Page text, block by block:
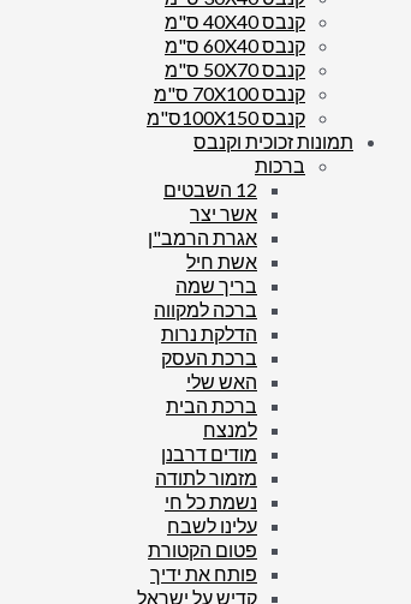
קנבס 40X40 ס"מ
קנבס 60X40 ס"מ
קנבס 50X70 ס"מ
קנבס 70X100 ס"מ
קנבס 100X150ס"מ
תמונות זכוכית וקנבס
ברכות
12 השבטים
אשר יצר
אגרת הרמב"ן
אשת חיל
בריך שמה
ברכה למקווה
הדלקת נרות
ברכת העסק
האש שלי
ברכת הבית
למנצח
מודים דרבנן
מזמור לתודה
נשמת כל חי
עלינו לשבח
פטום הקטורת
פותח את ידיך
קדיש על ישראל